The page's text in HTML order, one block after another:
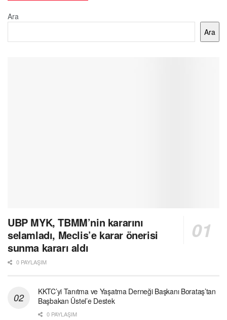
Ara
Ara
UBP MYK, TBMM’nin kararını
selamladı, Meclis’e karar önerisi
sunma kararı aldı
0 PAYLAŞIM
KKTC’yi Tanıtma ve Yaşatma Derneği Başkanı Borataş’tan
Başbakan Üstel’e Destek
0 PAYLAŞIM